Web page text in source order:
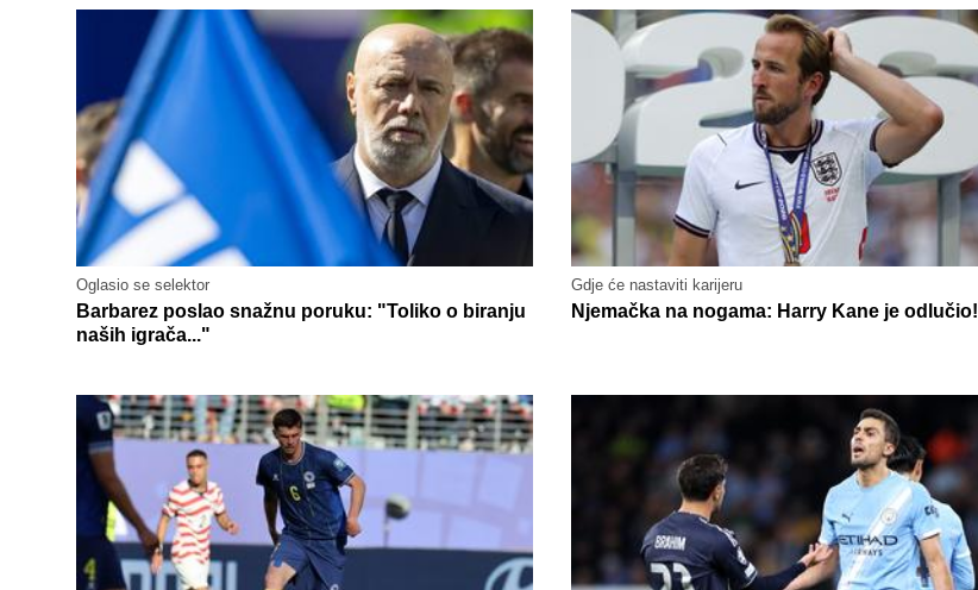
Oglasio se selektor
Barbarez poslao snažnu poruku: "Toliko o biranju
naših igrača..."
Gdje će nastaviti karijeru
Njemačka na nogama: Harry Kane je odlučio!